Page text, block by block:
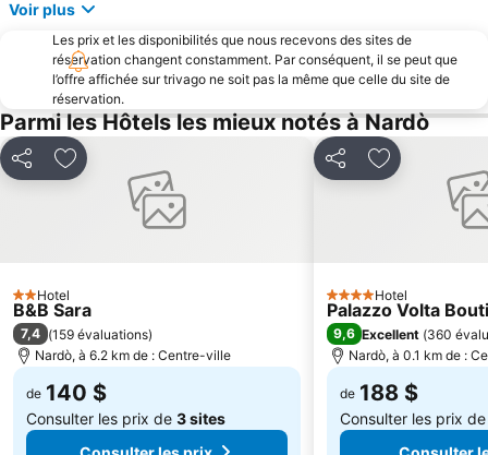
Piazza Sant'Oronzo
Curtipetrizzilandia
Torre Pali
Torre Rinalda
Port d'Otranto
Museo Ferroviario della Puglia
Museo Provinciale Sigismondo Castromediano
Grotta della Poesia
Spiaggia Alimini
Sant'Andrea
Voir plus
Les prix et les disponibilités que nous recevons des sites de
réservation changent constamment. Par conséquent, il se peut que
l’offre affichée sur trivago ne soit pas la même que celle du site de
réservation.
Parmi les Hôtels les mieux notés à Nardò
PartagerAjouter à mes favoris
2 Étoiles
Hotel
B&B Sara
7,4 (159 évaluations)
Nardò, à 6.2 km de : Centre-ville
de 140 $
Consulter les prix de 3 sites
PartagerAjouter à
4 ÉtoilesHotel
Palazzo Volta
9,6 Excellent (360
Nardò, à 0.1 km de :
de 188 $
Consulter les prix